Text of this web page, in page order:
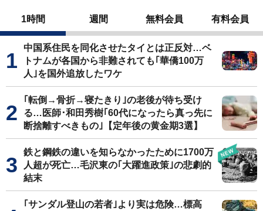
1時間 週間 無料会員 有料会員
中国系住民を同化させたタイとは正反対…ベ
トナムが各国から非難されても｢華僑100万
人｣を国外追放したワケ
｢転倒→骨折→寝たきり｣の老後が待ち受け
る…医師･和田秀樹｢60代になったら真っ先に
断捨離すべきもの｣【定年後の黄金期3選】
鉄と鋼鉄の違いを知らなかったために1700万
人超が死亡…毛沢東の｢大躍進政策｣の悲劇的
結末
｢サンダル登山の若者｣より実は危険…標高